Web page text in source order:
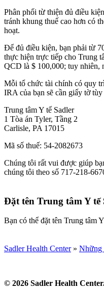
Phân phối từ thiện đủ điều
tránh khung thuế cao hơn có
hoạt.
Để đủ điều kiện, bạn phải từ
thực hiện trực tiếp cho Trung
QCD là $ 100,000; tuy nhiên,
Mỗi tổ chức tài chính có quy
IRA của bạn sẽ cần giấy tờ tùy
Trung tâm Y tế Sadler
1 Tòa án Tyler, Tầng 2
Carlisle, PA 17015
Mã số thuế: 54-2082673
Chúng tôi rất vui được giúp
chúng tôi theo số 717-218-
Đặt tên Trung tâm Y
Bạn có thể đặt tên Trung tâm
Sadler Health Center» Những
© 2026 Sadler Health